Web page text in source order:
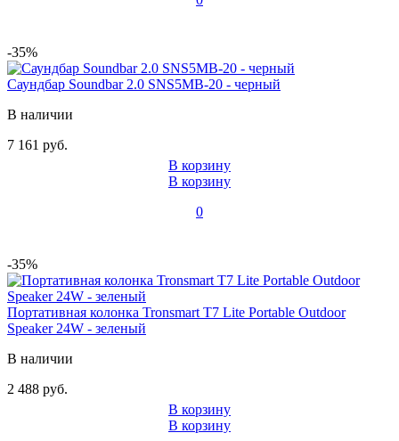
-35%
Саундбар Soundbar 2.0 SNS5MB-20 - черный
В наличии
7 161 руб.
В корзину
В корзину
0
-35%
Портативная колонка Tronsmart T7 Lite Portable Outdoor
Speaker 24W - зеленый
В наличии
2 488 руб.
В корзину
В корзину